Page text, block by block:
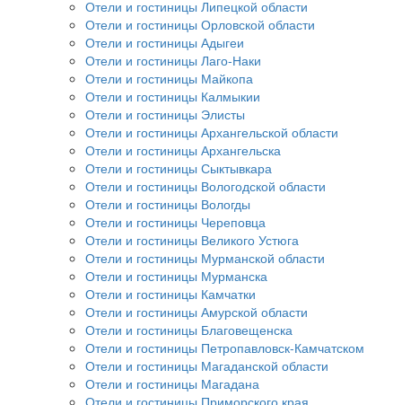
Отели и гостиницы Липецкой области
Отели и гостиницы Орловской области
Отели и гостиницы Адыгеи
Отели и гостиницы Лаго-Наки
Отели и гостиницы Майкопа
Отели и гостиницы Калмыкии
Отели и гостиницы Элисты
Отели и гостиницы Архангельской области
Отели и гостиницы Архангельска
Отели и гостиницы Сыктывкара
Отели и гостиницы Вологодской области
Отели и гостиницы Вологды
Отели и гостиницы Череповца
Отели и гостиницы Великого Устюга
Отели и гостиницы Мурманской области
Отели и гостиницы Мурманска
Отели и гостиницы Камчатки
Отели и гостиницы Амурской области
Отели и гостиницы Благовещенска
Отели и гостиницы Петропавловск-Камчатском
Отели и гостиницы Магаданской области
Отели и гостиницы Магадана